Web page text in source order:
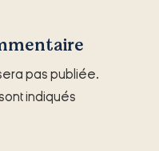
pas publiée.
indiqués